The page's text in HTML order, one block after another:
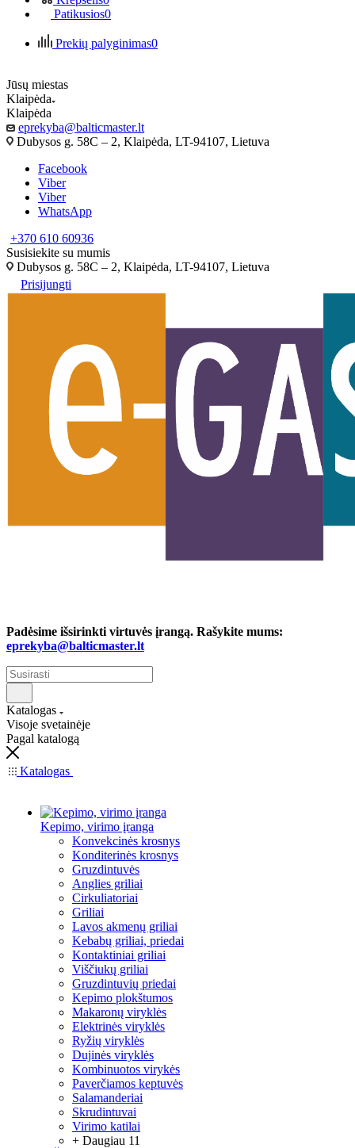
Patikusios0
Prekių palyginimas0
Jūsų miestas
Klaipėda
Klaipėda
eprekyba@balticmaster.lt
Dubysos g. 58C – 2, Klaipėda, LT-94107, Lietuva
Facebook
Viber
Viber
WhatsApp
+370 610 60936
Susisiekite su mumis
Dubysos g. 58C – 2, Klaipėda, LT-94107, Lietuva
Prisijungti
Padėsime išsirinkti virtuvės įrangą. Rašykite mums:
eprekyba@balticmaster.lt
Katalogas
Visoje svetainėje
Pagal katalogą
Katalogas
Kepimo, virimo įranga
Konvekcinės krosnys
Konditerinės krosnys
Gruzdintuvės
Anglies griliai
Cirkuliatoriai
Griliai
Lavos akmenų griliai
Kebabų griliai, priedai
Kontaktiniai griliai
Viščiukų griliai
Gruzdintuvių priedai
Kepimo plokštumos
Makaronų viryklės
Elektrinės viryklės
Ryžių viryklės
Dujinės viryklės
Kombinuotos virykės
Paverčiamos keptuvės
Salamanderiai
Skrudintuvai
Virimo katilai
+ Daugiau 11